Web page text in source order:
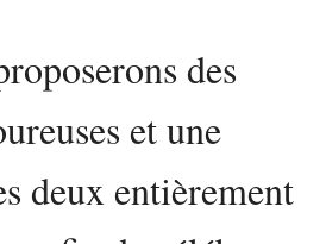
des
et une
deux entièrement